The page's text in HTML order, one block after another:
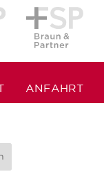
ANFAHRT